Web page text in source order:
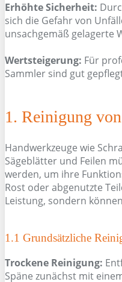
Erhöhte Sicherheit:
sich die Gefahr von
unsachgemäß gelagerte
Wertsteigerung: Für
Sammler sind gut
1. Reinigung
Handwerkzeuge wie
Sägeblätter und Feilen
werden, um ihre
Rost oder abgenutzte
Leistung, sondern
1.1 Grundsätzliche
Trockene Reinigung:
Späne zunächst mit